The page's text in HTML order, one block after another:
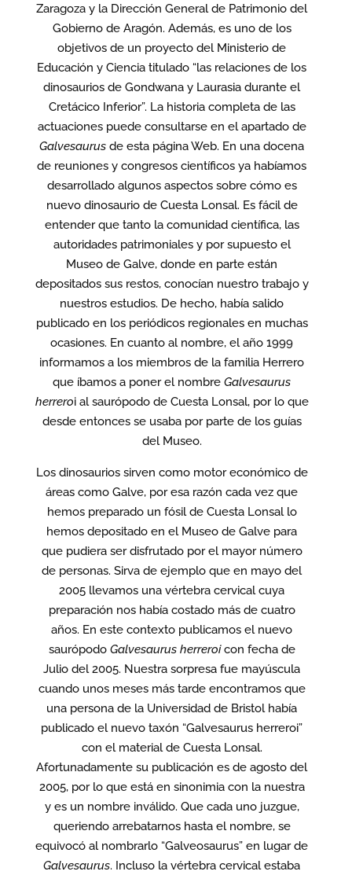
Zaragoza y la Dirección General de Patrimonio del
Gobierno de Aragón. Además, es uno de los
objetivos de un proyecto del Ministerio de
Educación y Ciencia titulado “las relaciones de los
dinosaurios de Gondwana y Laurasia durante el
Cretácico Inferior”. La historia completa de las
actuaciones puede consultarse en el apartado de
Galvesaurus de esta página Web. En una docena
de reuniones y congresos científicos ya habíamos
desarrollado algunos aspectos sobre cómo es
nuevo dinosaurio de Cuesta Lonsal. Es fácil de
entender que tanto la comunidad científica, las
autoridades patrimoniales y por supuesto el
Museo de Galve, donde en parte están
depositados sus restos, conocían nuestro trabajo y
nuestros estudios. De hecho, había salido
publicado en los periódicos regionales en muchas
ocasiones. En cuanto al nombre, el año 1999
informamos a los miembros de la familia Herrero
que íbamos a poner el nombreGalvesaurus
herreroi al saurópodo de Cuesta Lonsal, por lo que
desde entonces se usaba por parte de los guías
del Museo.
Los dinosaurios sirven como motor económico de
áreas como Galve, por esa razón cada vez que
hemos preparado un fósil de Cuesta Lonsal lo
hemos depositado en el Museo de Galve para
que pudiera ser disfrutado por el mayor número
de personas. Sirva de ejemplo que en mayo del
2005 llevamos una vértebra cervical cuya
preparación nos había costado más de cuatro
años. En este contexto publicamos el nuevo
saurópodo Galvesaurus herreroicon fecha de
Julio del 2005. Nuestra sorpresa fue mayúscula
cuando unos meses más tarde encontramos que
una persona de la Universidad de Bristol había
publicado el nuevo taxón “Galvesaurus herreroi”
con el material de Cuesta Lonsal.
Afortunadamente su publicación es de agosto del
2005, por lo que está en sinonimia con la nuestra
y es un nombre inválido. Que cada uno juzgue,
queriendo arrebatarnos hasta el nombre, se
equivocó al nombrarlo “Galveosaurus” en lugar de
Galvesaurus. Incluso la vértebra cervical estaba